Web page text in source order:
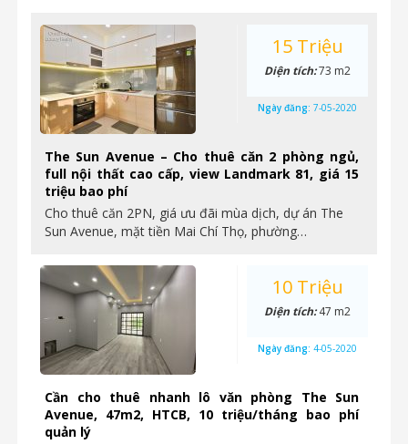
The Sun Avenue – Cho thuê căn 2 phòng ngủ,
full nội thất cao cấp, view Landmark 81, giá 15
triệu bao phí
Cho thuê căn 2PN, giá ưu đãi mùa dịch, dự án The
Sun Avenue, mặt tiền Mai Chí Thọ, phường…
15 Triệu
Diện tích:73 m2
Ngày đăng: 7-05-2020
Cần cho thuê nhanh lô văn phòng The Sun
Avenue, 47m2, HTCB, 10 triệu/tháng bao phí
quản lý
10 Triệu
Diện tích:47 m2
Ngày đăng: 4-05-2020